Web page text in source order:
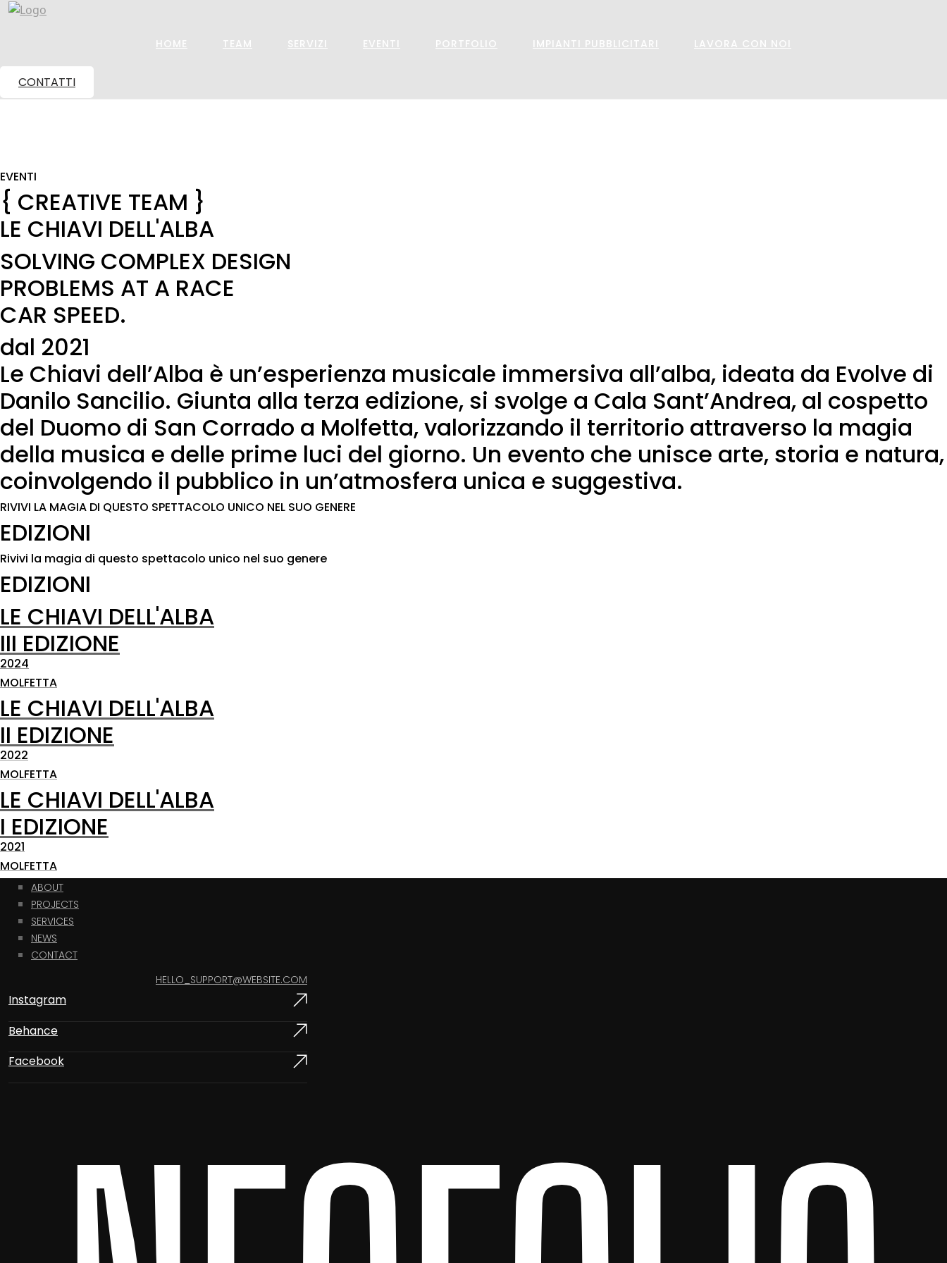
HOME TEAM SERVIZI EVENTI PORTFOLIO IMPIANTI PUBBLICITARI LAVORA CON NOI
CONTATTI
EVENTI
{ CREATIVE TEAM }
LE CHIAVI DELL'ALBA
SOLVING COMPLEX DESIGN
PROBLEMS AT A RACE
CAR SPEED.
dal 2021
Le Chiavi dell’Alba è un’esperienza musicale immersiva all’alba, ideata da Evolve di
Danilo Sancilio. Giunta alla terza edizione, si svolge a Cala Sant’Andrea, al cospetto
del Duomo di San Corrado a Molfetta, valorizzando il territorio attraverso la magia
della musica e delle prime luci del giorno. Un evento che unisce arte, storia e natura,
coinvolgendo il pubblico in un’atmosfera unica e suggestiva.
RIVIVI LA MAGIA DI QUESTO SPETTACOLO UNICO NEL SUO GENERE
EDIZIONI
Rivivi la magia di questo spettacolo unico nel suo genere
EDIZIONI
LE CHIAVI DELL'ALBA
III EDIZIONE
2024
MOLFETTA
LE CHIAVI DELL'ALBA
II EDIZIONE
2022
MOLFETTA
LE CHIAVI DELL'ALBA
I EDIZIONE
2021
MOLFETTA
ABOUT
PROJECTS
SERVICES
NEWS
CONTACT
HELLO_SUPPORT@WEBSITE.COM
Instagram
Behance
Facebook